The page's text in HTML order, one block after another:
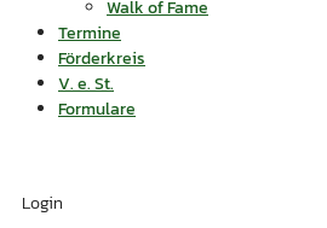
Walk of Fame
Termine
Förderkreis
V. e. St.
Formulare
Login